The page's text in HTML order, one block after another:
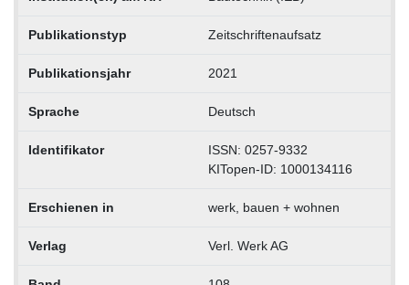
Publikationstyp Zeitschriftenaufsatz
Publikationsjahr 2021
Sprache Deutsch
Identifikator
ISSN: 0257-9332
KITopen-ID: 1000134116
Erschienen in werk, bauen + wohnen
Verlag Verl. Werk AG